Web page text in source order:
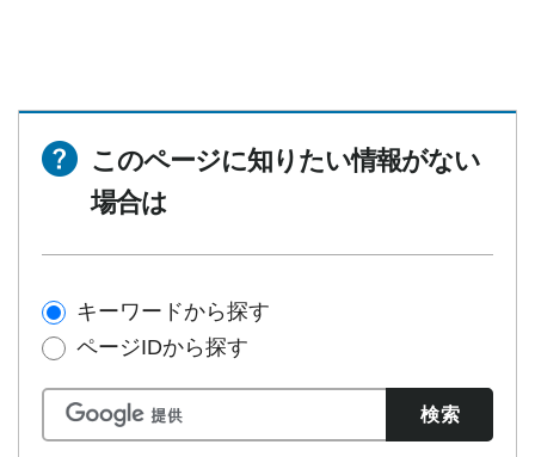
このページに知りたい情報がない
場合は
キーワードから探す
ページIDから探す